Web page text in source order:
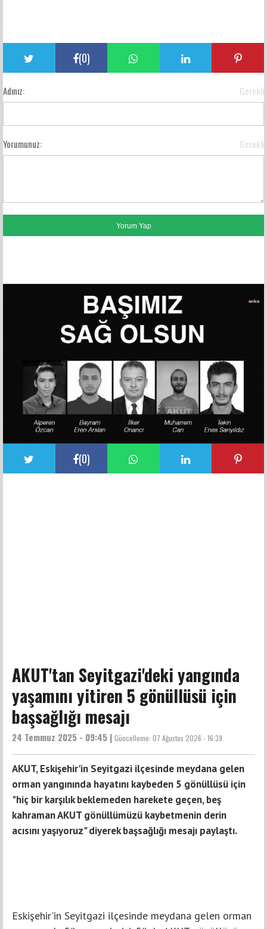
(0)
Adınız: Gerekli
Yorumunuz: Gerekli
(0)
AKUT'tan Seyitgazi'deki yangında
yaşamını yitiren 5 gönüllüsü için
başsağlığı mesajı
24 Temmuz 2025 - 09:45 | Güncelleme: 07 Ağustos 2026 - 16:39
AKUT, Eskişehir'in Seyitgazi ilçesinde meydana gelen
orman yangınında hayatını kaybeden 5 gönüllüsü için
"hiç bir karşılık beklemeden harekete geçen, beş
kahraman AKUT gönüllümüzü kaybetmenin derin
acısını yaşıyoruz" diyerek başsağlığı mesajı paylaştı.
Eskişehir'in Seyitgazi ilçesinde meydana gelen orman